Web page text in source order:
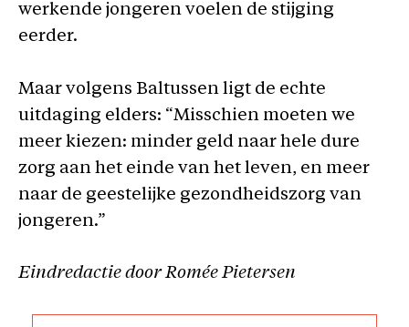
werkende jongeren voelen de stijging
eerder.
Maar volgens Baltussen ligt de echte
uitdaging elders: “Misschien moeten we
meer kiezen: minder geld naar hele dure
zorg aan het einde van het leven, en meer
naar de geestelijke gezondheidszorg van
jongeren.”
Eindredactie door Romée Pietersen